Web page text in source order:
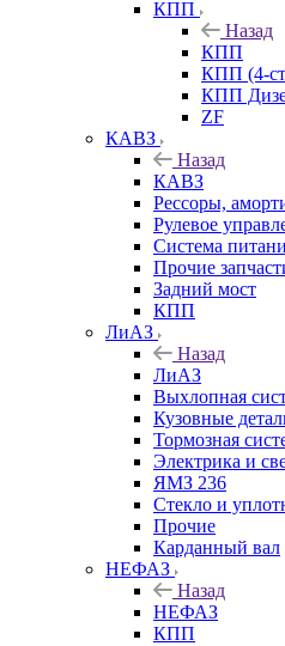
КПП
Назад
КПП
КПП (4-
КПП
ZF
КАВЗ
Назад
КАВЗ
Рессоры,
Рулевое
Система
Прочие
Задний мост
КПП
ЛиАЗ
Назад
ЛиАЗ
Выхлопная
Кузовные
Тормозная
Электрика и
ЯМЗ 236
Стекло и
Прочие
Карданный вал
НЕФАЗ
Назад
НЕФАЗ
КПП